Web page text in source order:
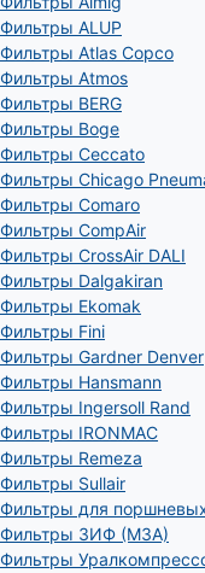
Фильтры ALUP
Фильтры Atlas Copco
Фильтры Atmos
Фильтры BERG
Фильтры Boge
Фильтры Ceccato
Фильтры Chicago
Фильтры Comaro
Фильтры CompAir
Фильтры CrossAir DALI
Фильтры Dalgakiran
Фильтры Ekomak
Фильтры Fini
Фильтры Gardner Denver
Фильтры Hansmann
Фильтры Ingersoll Rand
Фильтры IRONMAC
Фильтры Remeza
Фильтры Sullair
Фильтры для
Фильтры ЗИФ (МЗА)
Фильтры